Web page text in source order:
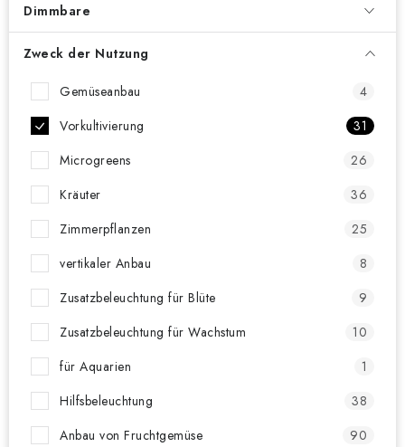
Dimmbare
Zweck der Nutzung
Gemüseanbau
4
Vorkultivierung
31
Microgreens
26
Kräuter
36
Zimmerpflanzen
25
vertikaler Anbau
8
Zusatzbeleuchtung für Blüte
9
Zusatzbeleuchtung für Wachstum
10
für Aquarien
1
Hilfsbeleuchtung
38
Anbau von Fruchtgemüse
90